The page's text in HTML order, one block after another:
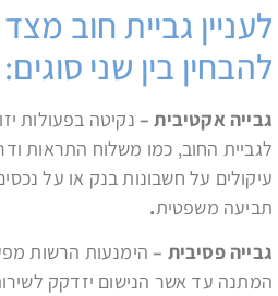
לעניין גביית חוב
להבחין בין שני סוגים:
גבייה אקטיבית – נקיטה בפעולות
לגביית החוב, כמו משלוח התראות
עיקולים על חשבונות בנק או על
תביעה משפטית.
גבייה פסיבית – הימנעות הרשות
המתנה עד אשר הנישום יזדקק